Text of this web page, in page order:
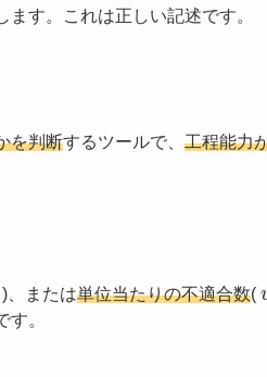
ます。これは正しい記述です。
を判断するツールで、 工程能力
、または単位当たりの不適合数(
。